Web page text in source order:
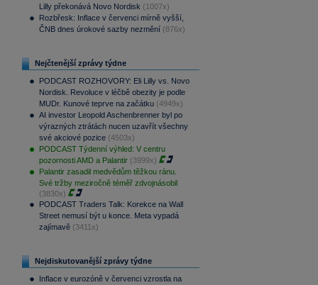
Lilly překonává Novo Nordisk (1007x)
Rozbřesk: Inflace v červenci mírně vyšší,
ČNB dnes úrokové sazby nezmění (876x)
Nejčtenější zprávy týdne
PODCAST ROZHOVORY: Eli Lilly vs. Novo
Nordisk. Revoluce v léčbě obezity je podle
MUDr. Kunové teprve na začátku (4949x)
AI investor Leopold Aschenbrenner byl po
výrazných ztrátách nucen uzavřít všechny
své akciové pozice (4503x)
PODCAST Týdenní výhled: V centru
pozornosti AMD a Palantir (3999x)
Palantir zasadil medvědům těžkou ránu.
Své tržby meziročně téměř zdvojnásobil
(3830x)
PODCAST Traders Talk: Korekce na Wall
Street nemusí být u konce. Meta vypadá
zajímavě (3411x)
Nejdiskutovanější zprávy týdne
Inflace v eurozóně v červenci vzrostla na